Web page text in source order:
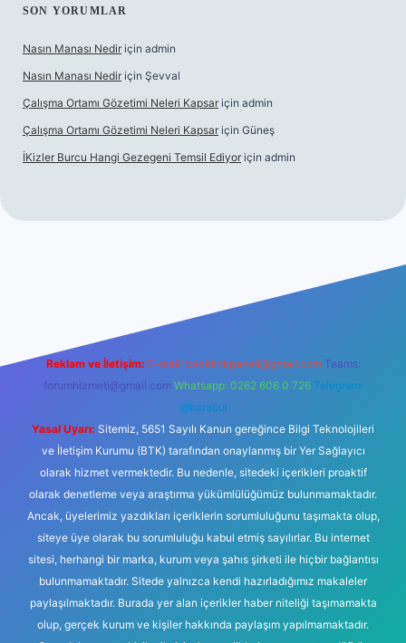
SON YORUMLAR
Nasın Manası Nedir için admin
Nasın Manası Nedir için Şevval
Çalışma Ortamı Gözetimi Neleri Kapsar için admin
Çalışma Ortamı Gözetimi Neleri Kapsar için Güneş
İKizler Burcu Hangi Gezegeni Temsil Ediyor için admin
Reklam ve İletişim: E-mail: backlinkpaneli@gmail.com Teams:
forumhizmeti@gmail.com Whatsapp: 0262 606 0 726 Telegram:
@karabul
Yasal Uyarı: Sitemiz, 5651 Sayılı Kanun gereğince Bilgi Teknolojileri
ve İletişim Kurumu (BTK) tarafından onaylanmış bir Yer Sağlayıcı
olarak hizmet vermektedir. Bu nedenle, sitedeki içerikleri proaktif
olarak denetleme veya araştırma yükümlülüğümüz bulunmamaktadır.
Ancak, üyelerimiz yazdıkları içeriklerin sorumluluğunu taşımakta olup,
siteye üye olarak bu sorumluluğu kabul etmiş sayılırlar. Bu internet
sitesi, herhangi bir marka, kurum veya şahıs şirketi ile hiçbir bağlantısı
bulunmamaktadır. Sitede yalnızca kendi hazırladığımız makaleler
paylaşılmaktadır. Burada yer alan içerikler haber niteliği taşımamakta
olup, gerçek kurum ve kişiler hakkında paylaşım yapılmamaktadır.